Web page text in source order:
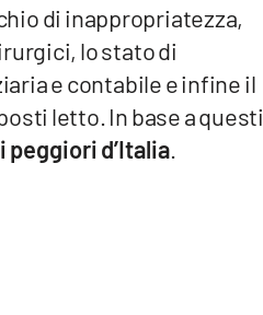
di inappropriatezza,
lo stato di
e contabile e infine il
letto. In base a questi
peggiori d’Italia